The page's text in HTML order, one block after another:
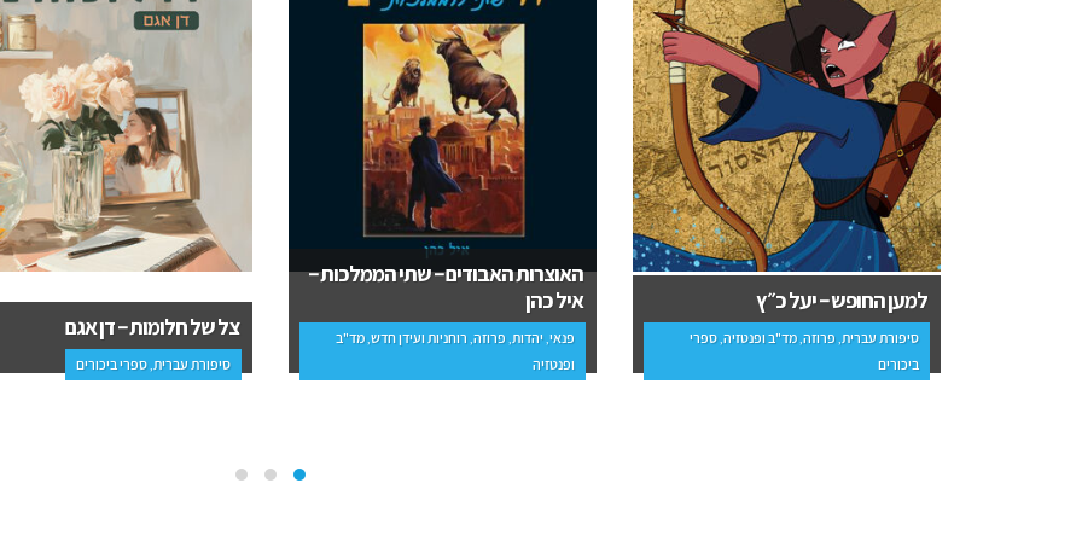
סיפורת עברית, פרוזה, מד"ב ופנטזיה, ספרי
האוצרות האבודים – שתי הממלכות –
איל כהן
פנאי, יהדות, פרוזה, רוחניות ועידן חדש, מד"ב
צל של חלומות – דן אגם
סיפורת עברית, ספרי ביכורים